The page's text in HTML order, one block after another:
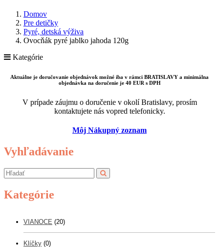
Domov
Pre detičky
Pyré, detská výživa
Ovocňák pyré jablko jahoda 120g
Kategórie
Aktuálne je doručovanie objednávok možné iba v rámci BRATISLAVY a minimálna
objednávka na doručenie je 40 EUR s DPH
V prípade záujmu o doručenie v okolí Bratislavy, prosím
kontaktujete nás vopred telefonicky.
Môj Nákupný zoznam
Vyhľadávanie
Kategórie
VIANOCE (20)
Klíčky (0)